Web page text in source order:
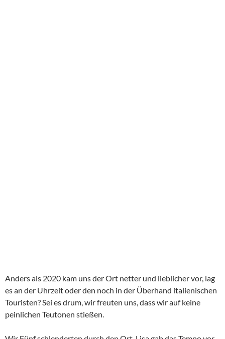
Anders als 2020 kam uns der Ort netter und lieblicher vor, lag
es an der Uhrzeit oder den noch in der Überhand italienischen
Touristen? Sei es drum, wir freuten uns, dass wir auf keine
peinlichen Teutonen stießen.